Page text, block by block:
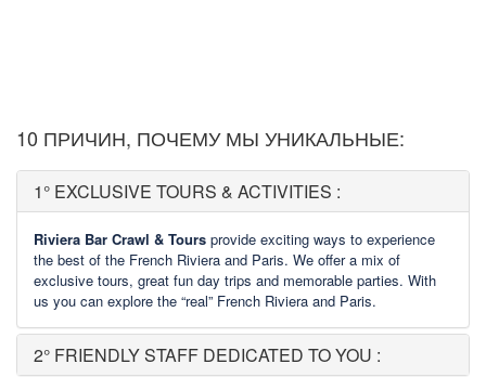
10 ПРИЧИН, ПОЧЕМУ МЫ УНИКАЛЬНЫЕ:
1° EXCLUSIVE TOURS & ACTIVITIES :
Riviera Bar Crawl & Tours provide exciting ways to experience
the best of the French Riviera and Paris. We offer a mix of
exclusive tours, great fun day trips and memorable parties. With
us you can explore the “real” French Riviera and Paris.
2° FRIENDLY STAFF DEDICATED TO YOU :